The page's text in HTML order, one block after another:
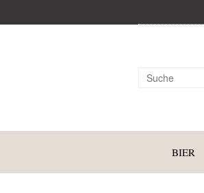
BIER